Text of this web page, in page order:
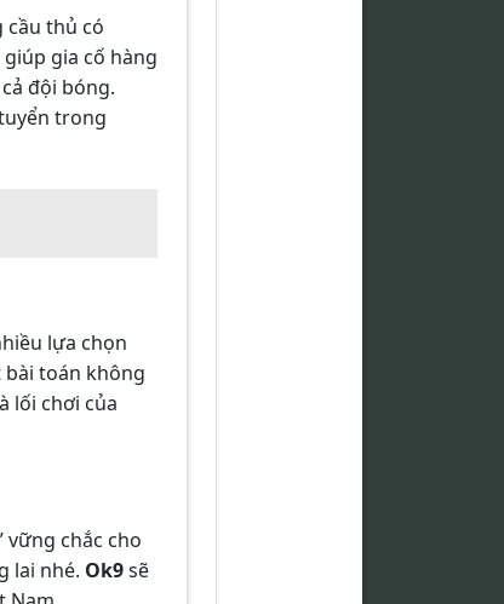
cầu thủ có
gia cố hàng
đội bóng.
trong
lựa chọn
bài toán không
lối chơi của
vững chắc cho
lai nhé. Ok9sẽ